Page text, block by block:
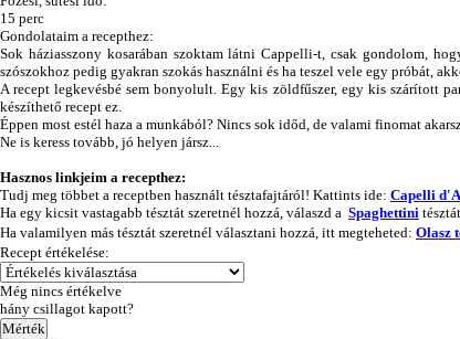
15 perc
Gondolataim a recepthez:
Sok háziasszony kosarában szoktam látni Cappelli-t, csak gondolom,
szószokhoz pedig gyakran szokás használni és ha teszel vele egy próbát,
A recept legkevésbé sem bonyolult. Egy kis zöldfűszer, egy kis szárított
készíthető recept ez.
Éppen most estél haza a munkából? Nincs sok időd, de valami finomat
Ne is keress tovább, jó helyen jársz...
Hasznos linkjeim a recepthez:
Tudj meg többet a receptben használt tésztafajtáról! Kattints ide: Capelli
Ha egy kicsit vastagabb tésztát szeretnél hozzá, válaszd a Spaghettini
Ha valamilyen más tésztát szeretnél választani hozzá, itt megteheted: Olasz
Recept értékelése:
Még nincs értékelve
hány csillagot kapott?